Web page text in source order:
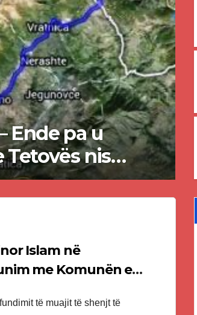
“Talir 2”,
e
DPMNE-së
Islam në
me Komunën e
të muajit të shenjt të